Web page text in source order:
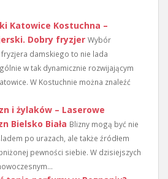
Katowice Kostuchna –
Dobry fryzjer Wybór
damskiego to nie lada
w tak dynamicznie rozwijającym
W Kostuchnie można znaleźć
i żylaków – Laserowe
Bielsko Biała Blizny mogą być nie
po urazach, ale także źródłem
pewności siebie. W dzisiejszych